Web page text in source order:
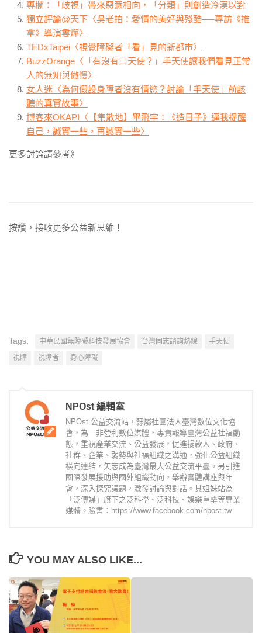
專欄：「歧視」帶來惡意相向，「分類」則創造冷漠以對
獨立評論@天下〈吳老拍：愛情的美好與殘酷──專訪《推
拿》導演婁燁〉
TEDxTaipei〈視覺障礙者「看」見的新都市〉
BuzzOrange〈「有沒有口天使？」手天使讓我們看見正常
人的無知與傲慢〉
女人迷〈為何假設身障者沒有情慾？討論「手天使」前該
聽的真實故事〉
博客來OKAPI〈【集散地】畢飛宇：《造日子》逼我提醒
自己，誠實一些，再誠實一些〉
更多討論請參考》
按讚，接收更多公益新思維！
Tags: 中華民國無障礙科技發展協會 台灣同志諮詢熱線
手天使
視障
視障者 身心障礙
NPOst 編輯室
NPOst 公益交流站，隸屬社團法人臺灣數位文化協
會，為一非營利數位媒體，專責報導臺灣公益社福動
態，重視產業交流、公益發展，促進捐款人、政府、
社群、企業、弱勢與社福組織之溝通，強化公益組織
橫向連結，矢志成為臺灣最大公益交流平臺。另引進
國際發展援助與國外組織動向，舉辦實體講座與年
會，深入探究議題，激發討論與對話。其姐妹站為
「泛傳媒」旗下之泛科學、泛科技、娛樂重擊等專業
媒體。臉書：https://www.facebook.com/npost.tw
YOU MAY ALSO LIKE...